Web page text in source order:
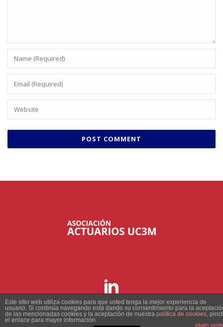
Este sitio web utiliza cookies para que usted tenga la mejor experiencia de
usuario. Si continúa navegando está dando su consentimiento para la
de las mencionadas cookies y la aceptación de nuestra política de cookies,
el enlace para mayor información.
plugin